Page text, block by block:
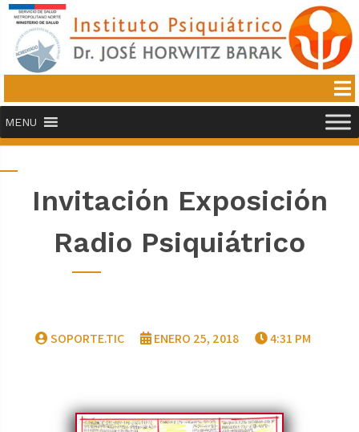
MENU
Invitación Exposición
Radio Psiquiátrico
SOPORTE.TIC ENERO 25, 2018 4:31 PM